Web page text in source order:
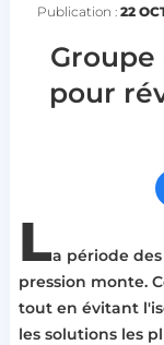
Publication : 22
pour
La période
pression monte.
tout en évitant
les solutions les